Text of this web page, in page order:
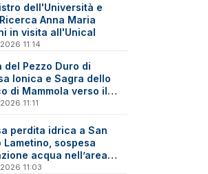
dell'Università e
Anna Maria
in visita all'Unical
11:14
del Pezzo Duro di
Ionica e Sagra dello
di Mammola verso il
“Sagra di Qualità”
11:11
perdita idrica a San
Lametino, sospesa
acqua nell’area
11:03